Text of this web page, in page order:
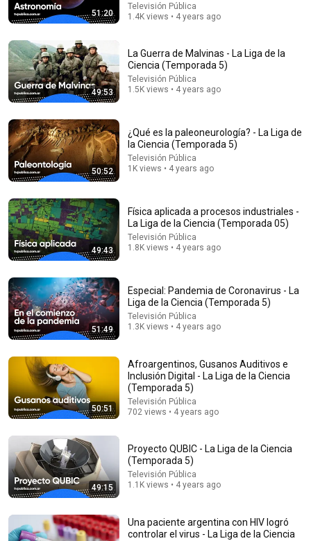
¿Por Qué el Universo es Tan Grande? 🌌
Doctor Fisión 89K views
Una clase magistral del pionero de la inteligencia
AprendemosJuntos 2M views
Muerte en el Cervino - Por qué los alpinistas
subestiman los peligros | DW Documental
51:20
Televisión Pública
1.4K views • 4 years ago
49:53
La Guerra de Malvinas - La Liga de la
Ciencia (Temporada 5)
Televisión Pública
1.5K views • 4 years ago
50:52
¿Qué es la paleoneurología? - La Liga de
la Ciencia (Temporada 5)
Televisión Pública
1K views • 4 years ago
49:43
Física aplicada a procesos industriales -
La Liga de la Ciencia (Temporada 05)
Televisión Pública
1.8K views • 4 years ago
51:49
Especial: Pandemia de Coronavirus - La
Liga de la Ciencia (Temporada 5)
Televisión Pública
1.3K views • 4 years ago
50:51
Afroargentinos, Gusanos Auditivos e
Inclusión Digital - La Liga de la Ciencia
(Temporada 5)
Televisión Pública
702 views • 4 years ago
49:15
Proyecto QUBIC - La Liga de la Ciencia
(Temporada 5)
Televisión Pública
1.1K views • 4 years ago
Una paciente argentina con HIV logró
controlar el virus - La Liga de la Ciencia